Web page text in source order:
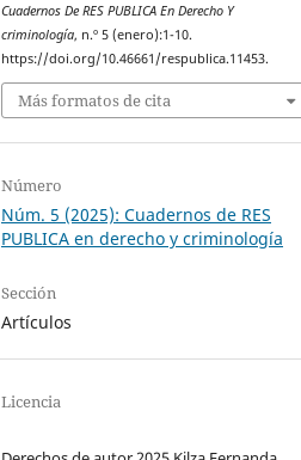
Cuadernos De RES PUBLICA En Derecho Y
criminología, n.º 5 (enero):1-10.
https://doi.org/10.46661/respublica.11453.
Más formatos de cita
Número
Núm. 5 (2025): Cuadernos de RES
PUBLICA en derecho y criminología
Sección
Artículos
Licencia